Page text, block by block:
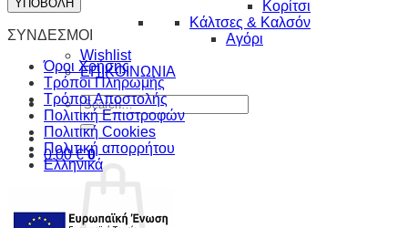
Κορίτσι
Κάλτσες & Καλσόν
Αγόρι
Wishlist
ΕΠΙΚΟΙΝΩΝΙΑ
Search
for:
0.00€ 0
ΣΥΝΔΕΣΜΟΙ
Όροι Χρήσης
Τρόποι Πληρωμής
Τρόποι Αποστολής
Πολιτική Επιστροφών
Πολιτική Cookies
Πολιτική απορρήτου
Ελληνικά